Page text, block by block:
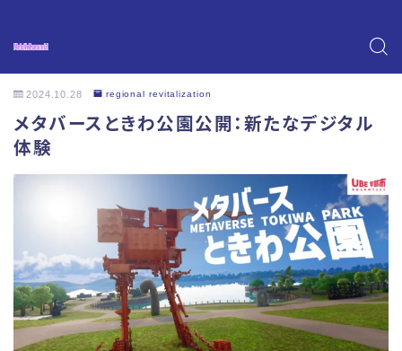
2024.10.28 regional revitalization
メタバースときわ公園公開：新たなデジタル
体験